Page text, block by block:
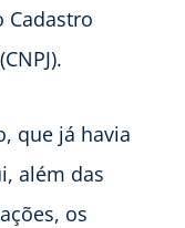
Cadastro
que já havia
além das
os